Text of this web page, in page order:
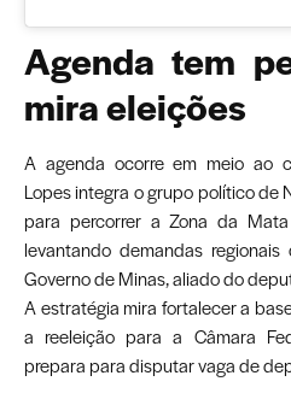
Agenda tem
mira eleições
A agenda ocorre em meio ao
Lopes integra o grupo político de
para percorrer a Zona da
levantando demandas
Governo de Minas, aliado do
A estratégia mira fortalecer a
a reeleição para a Câmara
prepara para disputar vaga de